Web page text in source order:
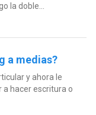
la doble...
a medias?
y ahora le
a hacer escritura o